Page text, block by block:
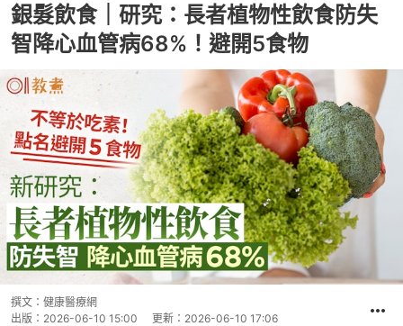
銀髮飲食｜研究：長者植物性飲食防失
智降心血管病68%！避開5食物
撰文： 健康醫療網
出版： 2026-06-10 15:00 更新： 2026-06-10 17:06